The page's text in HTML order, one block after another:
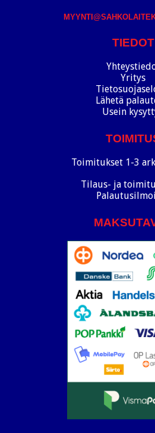
TIEDOT
Yritys
Lähetä
Usein
Toimitukset 1-3
Tilaus- ja